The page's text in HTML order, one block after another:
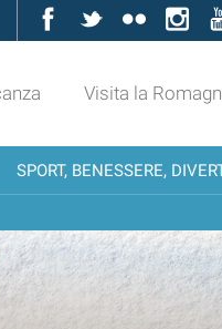
Facebook
TwitterFlickr
Visita la
SPORT, BENESSERE,